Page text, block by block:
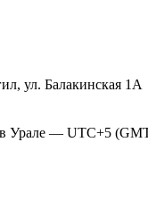
ул. Балакинская 1А
Урале — UTC+5